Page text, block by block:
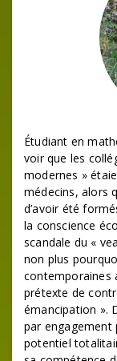
Étudiant en
voir que les
modernes »
médecins, alors
d’avoir été
la conscience
scandale du «
non plus
contemporaines
prétexte de
émancipation ».
par engagement
potentiel